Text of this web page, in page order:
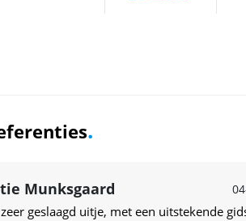
.
Munksgaard
geslaagd uitje, met een uitstekende